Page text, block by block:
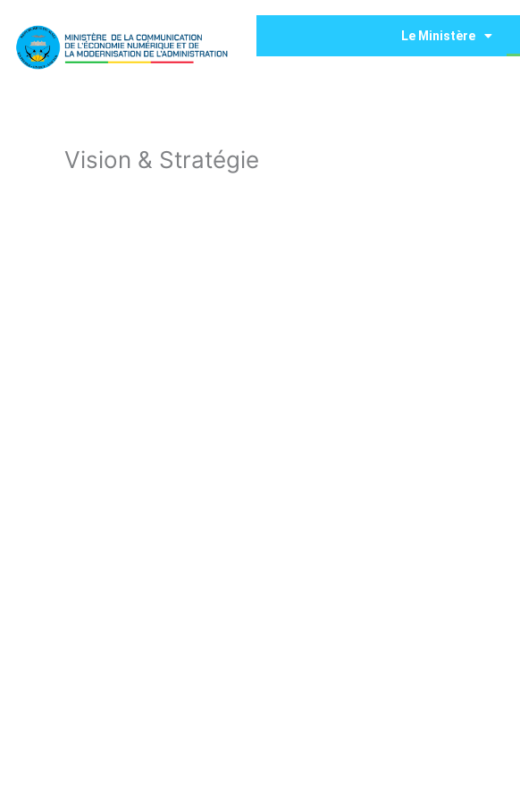
contenu
Le Ministère
Vision & Stratégie